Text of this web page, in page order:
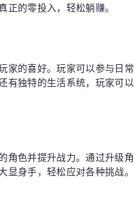
的零投入，轻松躺赚。
家的喜好。玩家可以参与日
有独特的生活系统，玩家可
角色并提升战力。通过升级
身手，轻松应对各种挑战。